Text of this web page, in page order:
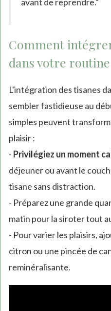
avant de reprendre."
Comment
dans votre
L'intégration des tisanes
sembler fastidieuse au
simples peuvent
plaisir :
- Privilégiez un moment
déjeuner ou avant le
tisane sans distraction.
- Préparez une grande
matin pour la siroter tout
- Pour varier les plaisirs,
citron ou une pincée de
reminéralisante.